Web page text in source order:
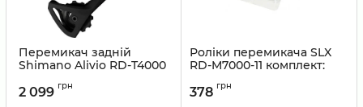
Перемикач задній
Shimano Alivio RD-T4000
довгий важіль
2 099 грн
Роліки перемикача SLX
RD-M7000-11 комплект:
Артикул:
378 грн